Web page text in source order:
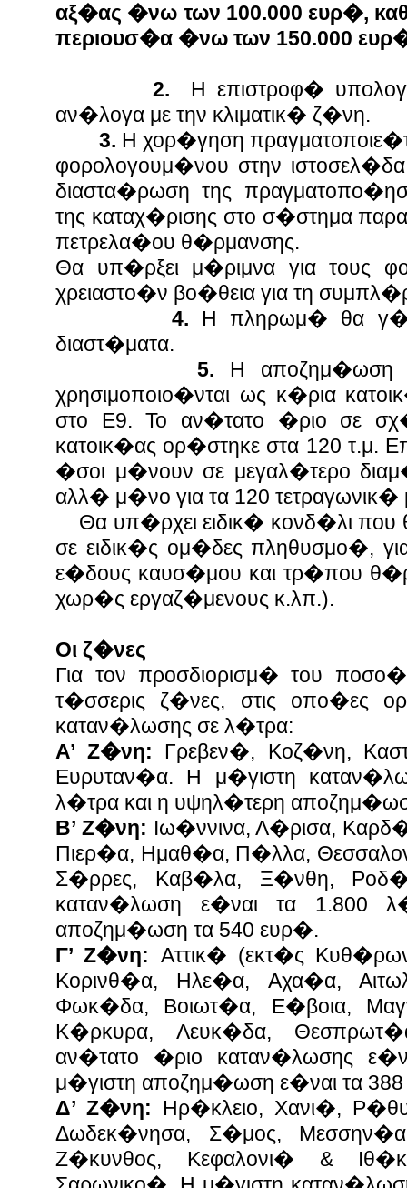
αξ�ας �νω των 100.000 ευρ�,
περιουσ�α �νω των 150.000
2. Η επιστροφ�
αν�λογα με την κλιματικ� ζ�νη.
3. Η χορ�γηση
φορολογουμ�νου στην
διαστα�ρωση της
της καταχ�ρισης στο σ�στημα
πετρελα�ου θ�ρμανσης.
Θα υπ�ρξει μ�ριμνα για τους
χρειαστο�ν βο�θεια για τη
4. Η πληρωμ� θα
διαστ�ματα.
5. Η αποζημ�ωση
χρησιμοποιο�νται ως κ�ρια
στο Ε9. Το αν�τατο �ριο σε
κατοικ�ας ορ�στηκε στα 120 τ.μ.
�σοι μ�νουν σε μεγαλ�τερο
αλλ� μ�νο για τα 120
Θα υπ�ρχει ειδικ� κονδ�λι
σε ειδικ�ς ομ�δες πληθυσμο�,
ε�δους καυσ�μου και τρ�που
χωρ�ς εργαζ�μενους κ.λπ.).
Οι ζ�νες
Για τον προσδιορισμ� του
τ�σσερις ζ�νες, στις οπο�ες
καταν�λωσης σε λ�τρα:
Α’ Ζ�νη: Γρεβεν�, Κοζ�νη,
Ευρυταν�α. Η μ�γιστη
λ�τρα και η υψηλ�τερη
Β’ Ζ�νη: Ιω�ννινα, Λ�ρισα,
Πιερ�α, Ημαθ�α, Π�λλα,
Σ�ρρες, Καβ�λα, Ξ�νθη,
καταν�λωση ε�ναι τα 1.800
αποζημ�ωση τα 540 ευρ�.
Γ’ Ζ�νη: Αττικ� (εκτ�ς
Κορινθ�α, Ηλε�α, Αχα�α,
Φωκ�δα, Βοιωτ�α, Ε�βοια,
Κ�ρκυρα, Λευκ�δα,
αν�τατο �ριο καταν�λωσης
μ�γιστη αποζημ�ωση ε�ναι τα
Δ’ Ζ�νη: Ηρ�κλειο, Χανι�,
Δωδεκ�νησα, Σ�μος,
Ζ�κυνθος, Κεφαλονι� &